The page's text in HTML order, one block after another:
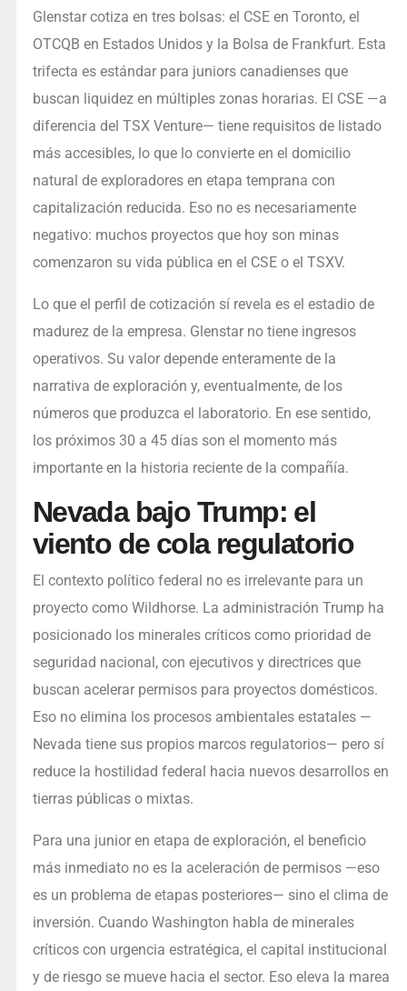
Glenstar cotiza en tres bolsas: el CSE en Toronto, el
OTCQB en Estados Unidos y la Bolsa de Frankfurt. Esta
trifecta es estándar para juniors canadienses que
buscan liquidez en múltiples zonas horarias. El CSE —a
diferencia del TSX Venture— tiene requisitos de listado
más accesibles, lo que lo convierte en el domicilio
natural de exploradores en etapa temprana con
capitalización reducida. Eso no es necesariamente
negativo: muchos proyectos que hoy son minas
comenzaron su vida pública en el CSE o el TSXV.
Lo que el perfil de cotización sí revela es el estadio de
madurez de la empresa. Glenstar no tiene ingresos
operativos. Su valor depende enteramente de la
narrativa de exploración y, eventualmente, de los
números que produzca el laboratorio. En ese sentido,
los próximos 30 a 45 días son el momento más
importante en la historia reciente de la compañía.
Nevada bajo Trump: el
viento de cola regulatorio
El contexto político federal no es irrelevante para un
proyecto como Wildhorse. La administración Trump ha
posicionado los minerales críticos como prioridad de
seguridad nacional, con ejecutivos y directrices que
buscan acelerar permisos para proyectos domésticos.
Eso no elimina los procesos ambientales estatales —
Nevada tiene sus propios marcos regulatorios— pero sí
reduce la hostilidad federal hacia nuevos desarrollos en
tierras públicas o mixtas.
Para una junior en etapa de exploración, el beneficio
más inmediato no es la aceleración de permisos —eso
es un problema de etapas posteriores— sino el clima de
inversión. Cuando Washington habla de minerales
críticos con urgencia estratégica, el capital institucional
y de riesgo se mueve hacia el sector. Eso eleva la marea